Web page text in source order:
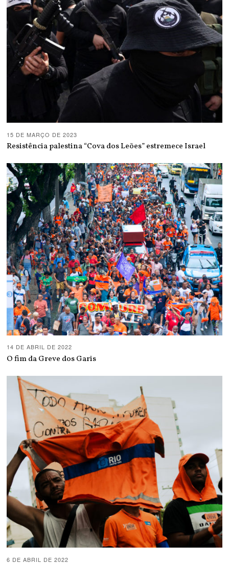
15 DE MARÇO DE 2023
Resistência palestina “Cova dos Leões” estremece Israel
14 DE ABRIL DE 2022
O fim da Greve dos Garis
6 DE ABRIL DE 2022